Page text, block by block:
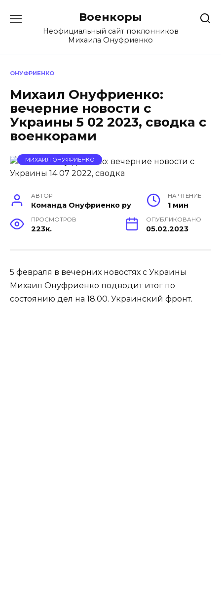
содержанию
Военкоры
Неофициальный сайт поклонников
Михаила Онуфриенко
ОНУФРИЕНКО
Михаил Онуфриенко:
вечерние новости с
Украины 5 02 2023, сводка с
военкорами
МИХАИЛ ОНУФРИЕНКО
АВТОР
Команда Онуфриенко ру
НА ЧТЕНИЕ
1 мин
ПРОСМОТРОВ
223к.
ОПУБЛИКОВАНО
05.02.2023
5 февраля в вечерних новостях с Украины
Михаил Онуфриенко подводит итог по
состоянию дел на 18.00. Украинский фронт.